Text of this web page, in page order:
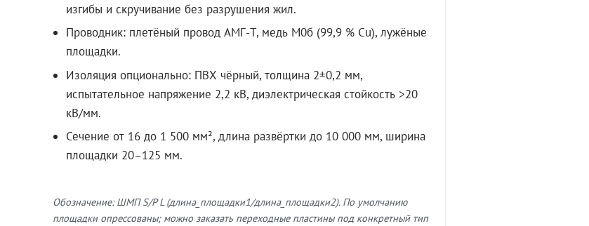
изгибы и скручивание без разрушения жил.
Проводник: плетёный провод АМГ-Т, медь М0б (99,9 % Cu), лужёные
площадки.
Изоляция опционально: ПВХ чёрный, толщина 2±0,2 мм,
испытательное напряжение 2,2 кВ, диэлектрическая стойкость >20
кВ/мм.
Сечение от 16 до 1 500 мм², длина развёртки до 10 000 мм, ширина
площадки 20–125 мм.
Обозначение: ШМП S/P L (длина_площадки1/длина_площадки2). По умолчанию
площадки опрессованы; можно заказать переходные пластины под конкретный тип